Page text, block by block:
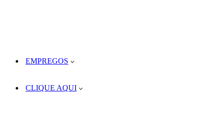
EMPREGOS
CLIQUE AQUI